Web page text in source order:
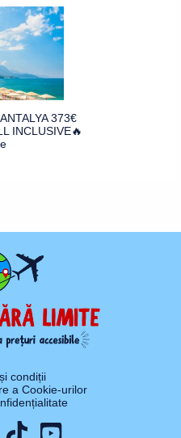
373€
INCLUSIVE🔥
condiții
a Cookie-urilor